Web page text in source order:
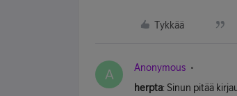
Tykkää
A Anonymous
herpta: Sinun pitää